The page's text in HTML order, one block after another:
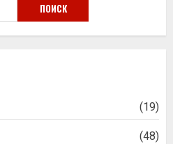
ПОИСК
(19)
(48)